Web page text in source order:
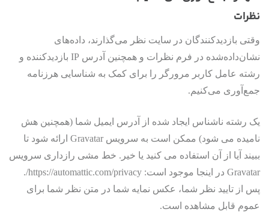
نظرات
وقتی بازدیدکنندگان در سایت نظر می‌گذارند، داده‌های
نشان‌داده‌شده در فرم نظرات و همچنین آدرس IP بازدیدکننده و
رشته عامل کاربر مرورگر را برای کمک به شناسایی هرزنامه
جمع‌آوری می‌کنیم.
یک رشته ناشناس ایجاد شده از آدرس ایمیل شما (همچنین هش
نامیده می شود) ممکن است به سرویس Gravatar ارائه شود تا
ببیند آیا از آن استفاده می کنید یا خیر. خط مشی رازداری سرویس
Gravatar در اینجا موجود است: https://automattic.com/privacy/.
پس از تایید نظر شما، عکس نمایه شما در متن نظر شما برای
عموم قابل مشاهده است.